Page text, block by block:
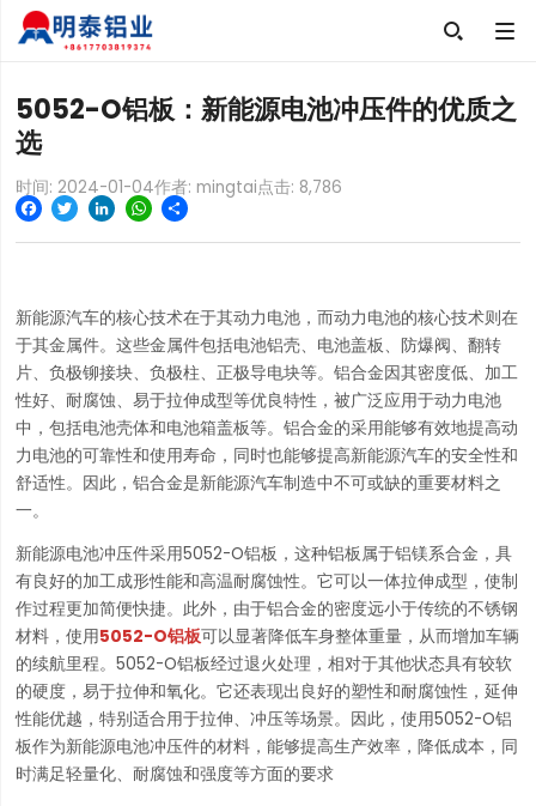

5052-O铝板：新能源电池冲压件的优质之
选
时间: 2024-01-04作者: mingtai点击: 8,786
Facebook
TwitterLinkedInWhatsApp
Share
新能源汽车的核心技术在于其动力电池，而动力电池的核心技术则在
于其金属件。这些金属件包括电池铝壳、电池盖板、防爆阀、翻转
片、负极铆接块、负极柱、正极导电块等。铝合金因其密度低、加工
性好、耐腐蚀、易于拉伸成型等优良特性，被广泛应用于动力电池
中，包括电池壳体和电池箱盖板等。铝合金的采用能够有效地提高动
力电池的可靠性和使用寿命，同时也能够提高新能源汽车的安全性和
舒适性。因此，铝合金是新能源汽车制造中不可或缺的重要材料之
一。
新能源电池冲压件采用5052-O铝板，这种铝板属于铝镁系合金，具
有良好的加工成形性能和高温耐腐蚀性。它可以一体拉伸成型，使制
作过程更加简便快捷。此外，由于铝合金的密度远小于传统的不锈钢
材料，使用5052-O铝板可以显著降低车身整体重量，从而增加车辆
的续航里程。5052-O铝板经过退火处理，相对于其他状态具有较软
的硬度，易于拉伸和氧化。它还表现出良好的塑性和耐腐蚀性，延伸
性能优越，特别适合用于拉伸、冲压等场景。因此，使用5052-O铝
板作为新能源电池冲压件的材料，能够提高生产效率，降低成本，同
时满足轻量化、耐腐蚀和强度等方面的要求